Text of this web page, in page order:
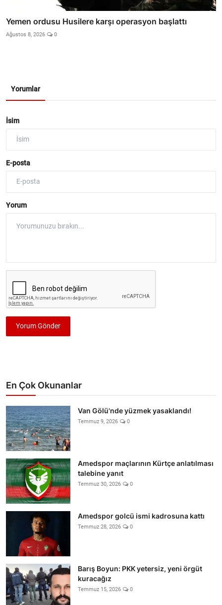
Yemen ordusu Husilere karşı operasyon başlattı
Ağustos 8, 2026 0
Yorumlar
İsim
E-posta
Yorum
Yorum Gönder
En Çok Okunanlar
Van Gölü'nde yüzmek yasaklandı!
Temmuz 9, 2026 0
Amedspor maçlarının Kürtçe anlatılması
talebine yanıt
Temmuz 30, 2026 0
Amedspor golcü ismi kadrosuna kattı
Temmuz 28, 2026 0
Barış Boyun: PKK yetersiz, yeni örgüt
kuracağız
Temmuz 15, 2026 0